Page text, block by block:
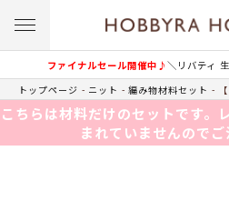
ファイナルセール開催中♪＼リバティ
トップページ ニット 編み物材料セット
こちらは材料だけのセットです。
まれていませんのでご